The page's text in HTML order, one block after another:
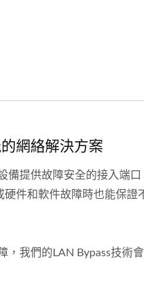
網絡解決方案
備提供故障安全的接入端
件和軟件故障時也能保證
，我們的LAN Bypass技術